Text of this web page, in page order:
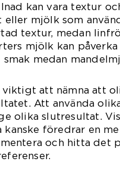
kan vara textur
mjölk som
textur, medan
mjölk kan
medan
viktigt att nämna att
Att använda
olika slutresultat.
kanske föredrar en
och hitta det